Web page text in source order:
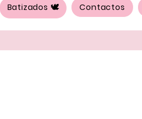
Batizados 🕊️ Contactos